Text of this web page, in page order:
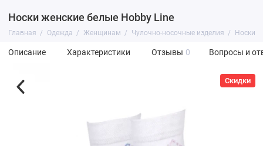
Носки женские белые Hobby Line
Главная Одежда Женщинам Чулочно-носочные изделия Носки
Описание Характеристики Отзывы 0 Вопросы и
Скидки